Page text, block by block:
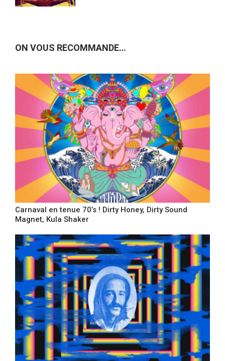
ON VOUS RECOMMANDE…
Carnaval en tenue 70’s ! Dirty Honey, Dirty Sound
Magnet, Kula Shaker